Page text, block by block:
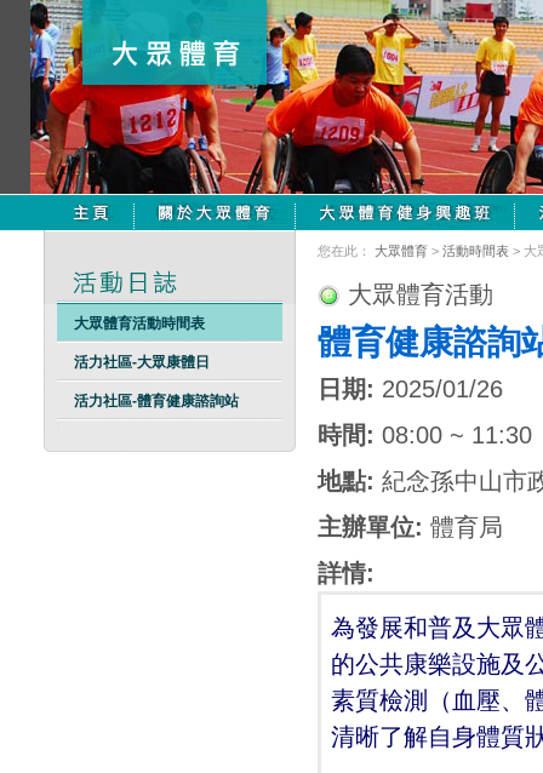
大眾體育活動時間表
活力社區-大眾康體日
活力社區-體育健康諮詢站
您在此： 大眾體育 > 活動時間表 > 大
大眾體育活動
體育健康諮詢
日期: 2025/01/26
時間: 08:00 ~ 11:30
地點: 紀念孫中山市
主辦單位: 體育局
詳情:
為發展和普及大眾
的公共康樂設施及
素質檢測（血壓、
清晰了解自身體質